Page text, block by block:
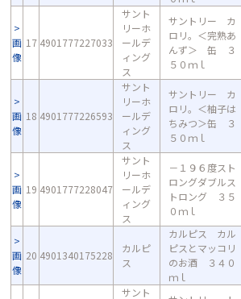
画
像
17 4901777227033
サント
リーホ
ールデ
ィング
ス
サントリー カ
ロリ。＜完熟あ
んず＞ 缶 ３
５０ｍｌ
画
像
18 4901777226593
サント
リーホ
ールデ
ィング
ス
サントリー カ
ロリ。＜柚子は
ちみつ＞缶 ３
５０ｍｌ
画
像
19 4901777228047
サント
リーホ
ールデ
ィング
ス
－１９６度スト
ロングダブルス
トロング ３５
０ｍｌ
画
像
20 4901340175228
カルピ
ス
カルピス カル
ピスとマッコリ
のお酒 ３４０
ｍｌ
サント